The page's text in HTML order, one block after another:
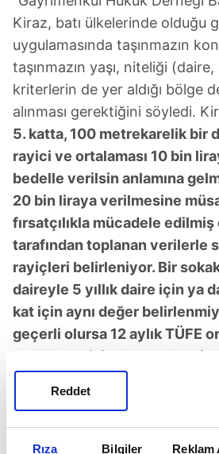
Rıza Bilgiler Reklam
Reddet
Kiraz, batı ülkelerinde olduğu
uygulamasında taşınmazın
taşınmazın yaşı, niteliği
kriterlerin de yer aldığı bölge
alınması gerektiğini söyledi.
5. katta, 100 metrekarelik bir
rayici ve ortalaması 10 bin
bedelle verilsin anlamına
20 bin liraya verilmesine
fırsatçılıkla mücadele edilmiş
tarafından toplanan verilerle
rayiçleri belirleniyor. Bir
daireyle 5 yıllık daire için ya
kat için aynı değer
geçerli olursa 12 aylık TÜFE
emlak vergisinde var olan
belirlenen değer ve bu süre
eden yıllarda yeniden